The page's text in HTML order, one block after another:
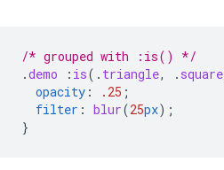
/* grouped with :is() */
.demo : is( . triangle, . square
opacity : .25 ;
filter : blur(25px);
}